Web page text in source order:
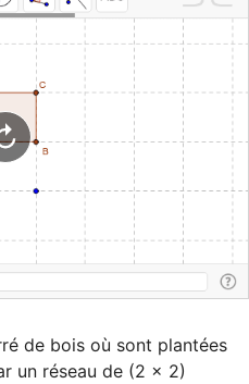
de bois où sont plantées
un réseau de (2 × 2)